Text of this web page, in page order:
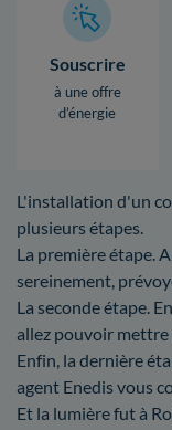
Souscrire
à une offre
d’énergie
L'installation d'un
plusieurs étapes.
La première étape.
sereinement,
La seconde étape.
allez pouvoir
Enfin, la dernière
agent Enedis vous
Et la lumière fut à